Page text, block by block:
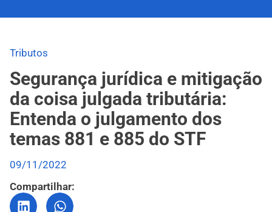
Tributos
Segurança jurídica e mitigação
da coisa julgada tributária:
Entenda o julgamento dos
temas 881 e 885 do STF
09/11/2022
Compartilhar: